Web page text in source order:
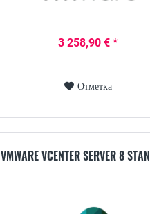
3 258,90 € *
Отметка
VMWARE VCENTER SERVER 8